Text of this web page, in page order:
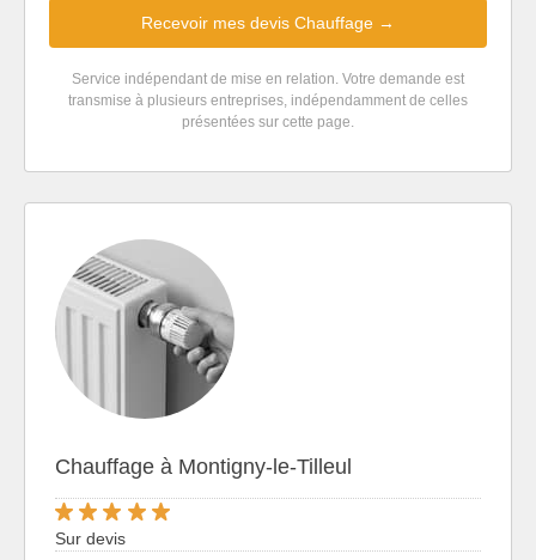
Recevoir mes devis Chauffage →
Service indépendant de mise en relation. Votre demande est
transmise à plusieurs entreprises, indépendamment de celles
présentées sur cette page.
Chauffage à Montigny-le-Tilleul
Sur devis